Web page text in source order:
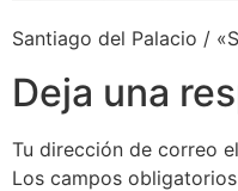
Santiago del Palacio /
Deja una
Tu dirección de correo
Los campos